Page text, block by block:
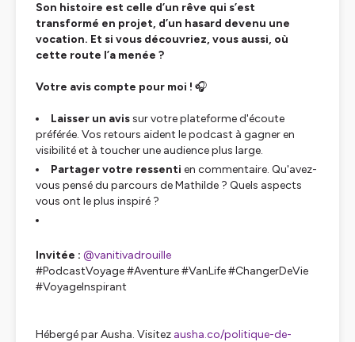
Son histoire est celle d’un rêve qui s’est
transformé en projet, d’un hasard devenu une
vocation. Et si vous découvriez, vous aussi, où
cette route l’a menée ?
Votre avis compte pour moi ! 🎧
Laisser un avissur votre plateforme d'écoute
préférée. Vos retours aident le podcast à gagner en
visibilité et à toucher une audience plus large.
Partager votre ressenti en commentaire. Qu'avez-
vous pensé du parcours de Mathilde ? Quels aspects
vous ont le plus inspiré ?
Invitée : @vanitivadrouille
#PodcastVoyage #Aventure #VanLife #ChangerDeVie
#VoyageInspirant
Hébergé par Ausha. Visitez ausha.co/politique-de-